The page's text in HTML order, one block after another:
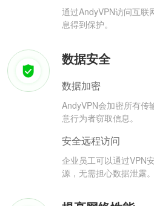
通过AndyVPN访问互联
息得到保护。
数据安全
数据加密
AndyVPN会加密所有传
意行为者窃取信息。
安全远程访问
企业员工可以通过VPN
源，无需担心数据泄露。